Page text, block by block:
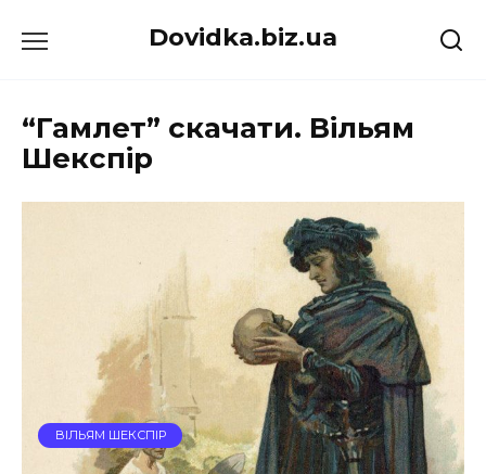
до
Dovidka.biz.ua
“Гамлет” скачати. Вільям
Шекспір
ВІЛЬЯМ ШЕКСПІР